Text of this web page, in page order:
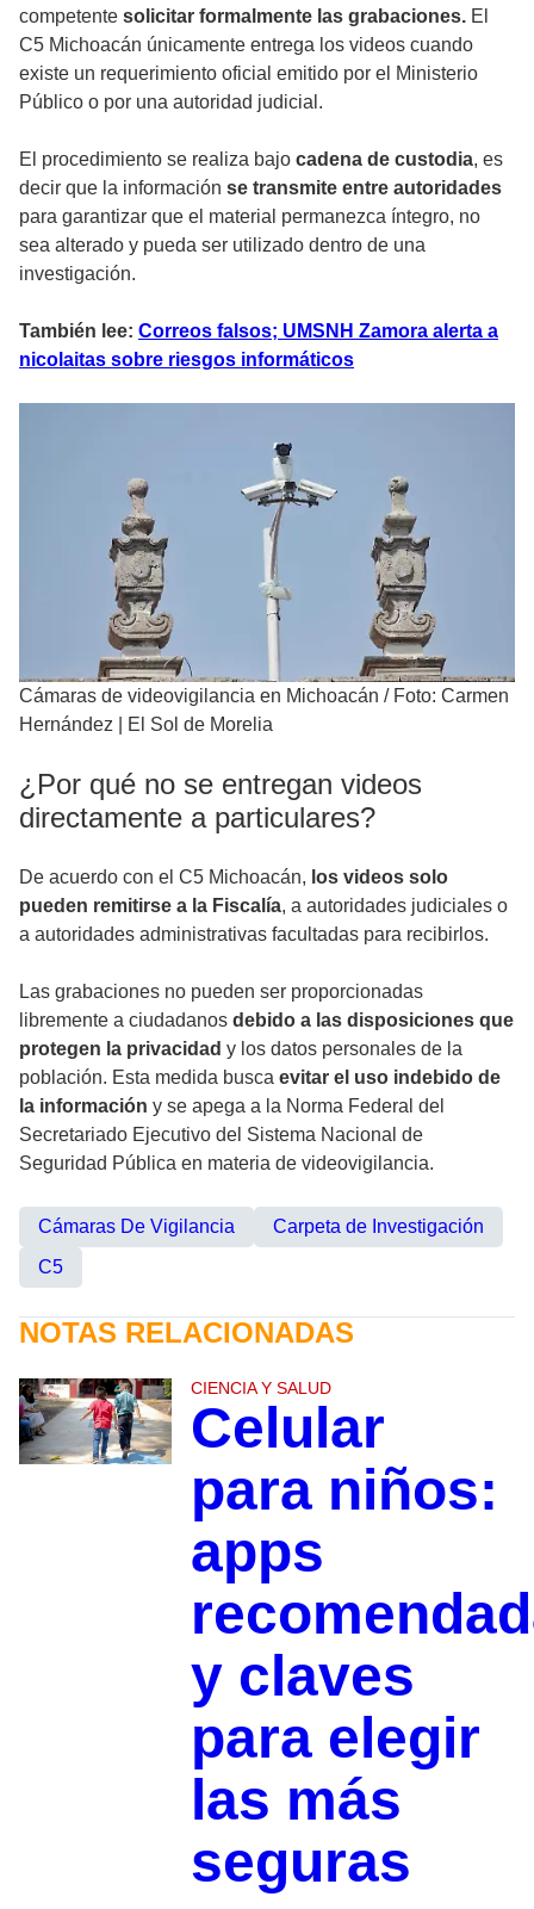
competente solicitar formalmente las grabaciones. El
C5 Michoacán únicamente entrega los videos cuando
existe un requerimiento oficial emitido por el Ministerio
Público o por una autoridad judicial.
El procedimiento se realiza bajo cadena de custodia, es
decir que la información se transmite entre autoridades
para garantizar que el material permanezca íntegro, no
sea alterado y pueda ser utilizado dentro de una
investigación.
También lee: Correos falsos; UMSNH Zamora alerta a
nicolaitas sobre riesgos informáticos
Cámaras de videovigilancia en Michoacán / Foto: Carmen
Hernández | El Sol de Morelia
¿Por qué no se entregan videos
directamente a particulares?
De acuerdo con el C5 Michoacán, los videos solo
pueden remitirse a la Fiscalía, a autoridades judiciales o
a autoridades administrativas facultadas para recibirlos.
Las grabaciones no pueden ser proporcionadas
libremente a ciudadanos debido a las disposiciones que
protegen la privacidad y los datos personales de la
población. Esta medida busca evitar el uso indebido de
la información y se apega a la Norma Federal del
Secretariado Ejecutivo del Sistema Nacional de
Seguridad Pública en materia de videovigilancia.
Cámaras De Vigilancia
Carpeta de Investigación
C5
NOTAS RELACIONADAS
CIENCIA Y SALUD
Celular
para niños:
apps
y claves
para elegir
las más
seguras